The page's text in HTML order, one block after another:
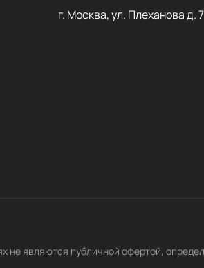
г. Москва, ул. Плеханова д. 7
не являются публичной офертой,